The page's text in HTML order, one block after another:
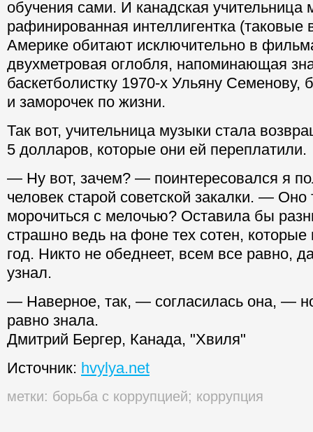
обучения сами. И канадская учительница
рафинированная интеллигентка (таковые
Америке обитают исключительно в
двухметровая оглобля, напоминающая
баскетболистку 1970-х Ульяну Семенову,
и заморочек по жизни.
Так вот, учительница музыки стала
5 долларов, которые они ей переплатили.
— Ну вот, зачем? — поинтересовался я
человек старой советской закалки. — Оно
морочиться с мелочью? Оставила бы
страшно ведь на фоне тех сотен,
год. Никто не обеднеет, всем все равно,
узнал.
— Наверное, так, — согласилась она, —
равно знала.
Дмитрий Бергер, Канада, "Хвиля"
Источник: hvylya.net
метки: борьба с коррупцией; коррупция